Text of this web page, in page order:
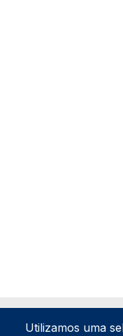
Utilizamos uma